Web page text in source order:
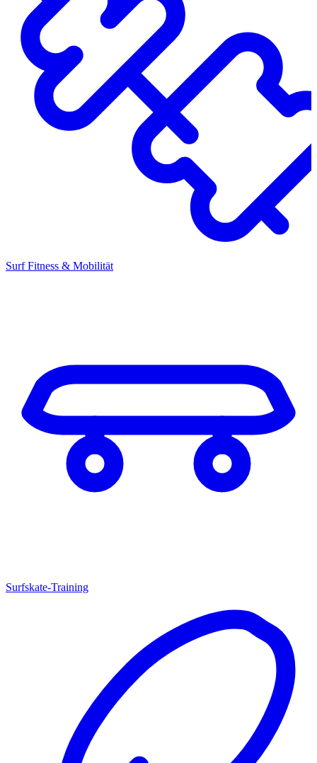
Surf Fitness & Mobilität
Surfskate-Training